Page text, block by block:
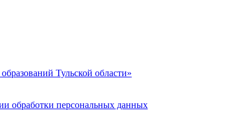
Тульской области»
обработки персональных данных